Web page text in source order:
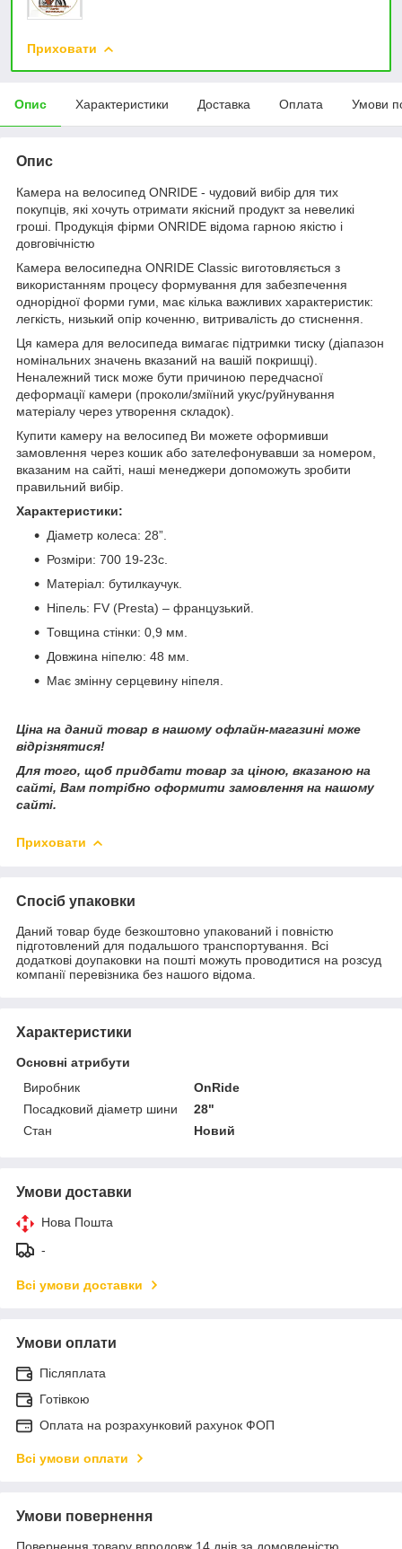
Приховати
Опис Характеристики Доставка Оплата Умови
Опис
Камера на велосипед ONRIDE - чудовий вибір для тих
покупців, які хочуть отримати якісний продукт за невеликі
гроші. Продукція фірми ONRIDE відома гарною якістю і
довговічністю
Камера велосипедна ONRIDE Classic виготовляється з
використанням процесу формування для забезпечення
однорідної форми гуми, має кілька важливих характеристик:
легкість, низький опір коченню, витривалість до стиснення.
Ця камера для велосипеда вимагає підтримки тиску (діапазон
номінальних значень вказаний на вашій покришці).
Неналежний тиск може бути причиною передчасної
деформації камери (проколи/зміїний укус/руйнування
матеріалу через утворення складок).
Купити камеру на велосипед Ви можете оформивши
замовлення через кошик або зателефонувавши за номером,
вказаним на сайті, наші менеджери допоможуть зробити
правильний вибір.
Характеристики:
Діаметр колеса: 28”.
Розміри: 700 19-23c.
Матеріал: бутилкаучук.
Ніпель: FV (Presta) – французький.
Товщина стінки: 0,9 мм.
Довжина ніпелю: 48 мм.
Має змінну серцевину ніпеля.
Ціна на даний товар в нашому офлайн-магазині може
відрізнятися!
Для того, щоб придбати товар за ціною, вказаною на
сайті, Вам потрібно оформити замовлення на нашому
сайті.
Приховати
Спосіб упаковки
Даний товар буде безкоштовно упакований і повністю
підготовлений для подальшого транспортування. Всі
додаткові доупаковки на пошті можуть проводитися на розсуд
компанії перевізника без нашого відома.
Характеристики
Основні атрибути
Виробник
OnRide
Посадковий діаметр шини
28"
Стан
Новий
Умови доставки
Нова Пошта
-
Всі умови доставки
Умови оплати
Післяплата
Готівкою
Оплата на розрахунковий рахунок ФОП
Всі умови оплати
Умови повернення
Повернення товару впродовж 14 днів за домовленістю